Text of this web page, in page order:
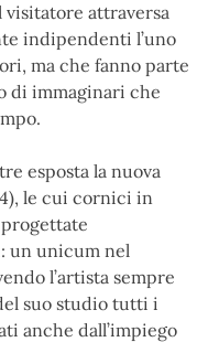
visitatore attraversa
indipendenti l’uno
ma che fanno parte
di immaginari che
esposta la nuova
le cui cornici in
un unicum nel
l’artista sempre
suo studio tutti i
anche dall’impiego